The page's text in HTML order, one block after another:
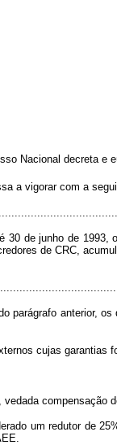
Nacional decreta e
a vigorar com a
30 de junho de
de CRC,
parágrafo anterior,
cujas garantias
compensação
um redutor de